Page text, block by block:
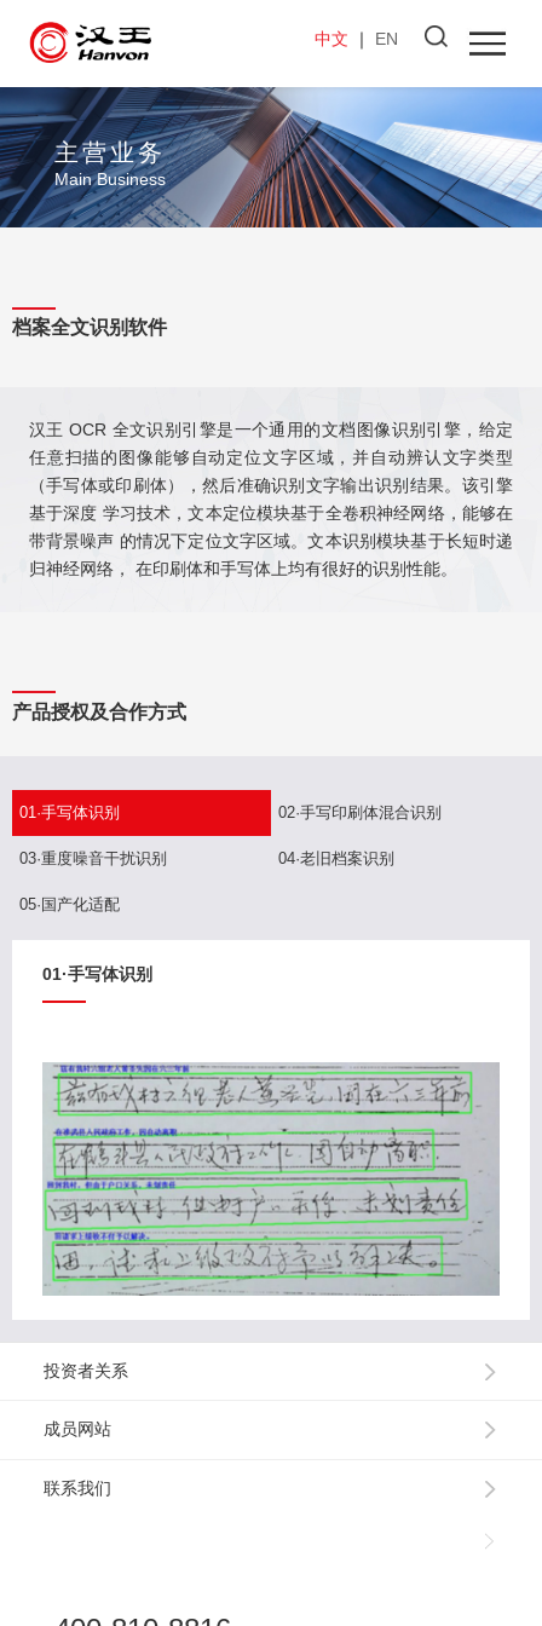
中文 ｜ EN
主营业务
Main Business
档案全文识别软件
汉王 OCR 全文识别引擎是一个通用的文档图像识别引擎，给定
任意扫描的图像能够自动定位文字区域，并自动辨认文字类型
（手写体或印刷体），然后准确识别文字输出识别结果。该引擎
基于深度 学习技术，文本定位模块基于全卷积神经网络，能够在
带背景噪声 的情况下定位文字区域。文本识别模块基于长短时递
归神经网络， 在印刷体和手写体上均有很好的识别性能。
产品授权及合作方式
01·手写体识别 02·手写印刷体混合识别
03·重度噪音干扰识别 04·老旧档案识别
05·国产化适配
01·手写体识别
投资者关系
成员网站
联系我们